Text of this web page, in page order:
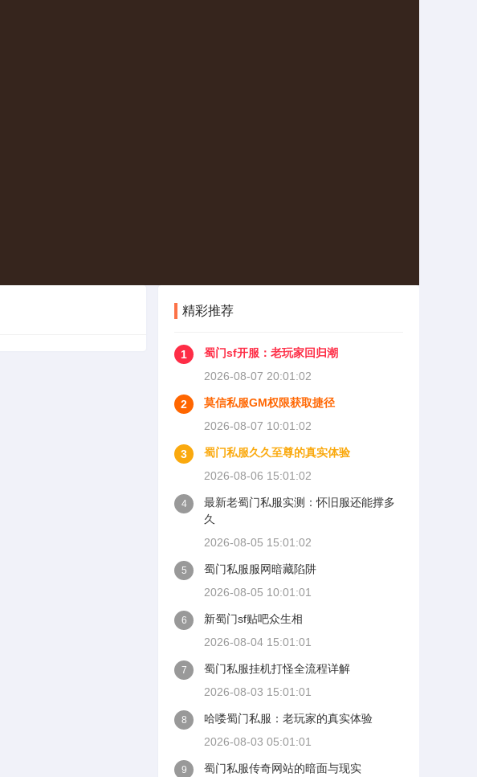
精彩推荐
1
蜀门sf开服：老玩家回归潮
2026-08-07 20:01:02
2
莫信私服GM权限获取捷径
2026-08-07 10:01:02
3
蜀门私服久久至尊的真实体验
2026-08-06 15:01:02
4
最新老蜀门私服实测：怀旧服还能撑多
久
2026-08-05 15:01:02
5
蜀门私服服网暗藏陷阱
2026-08-05 10:01:01
6
新蜀门sf贴吧众生相
2026-08-04 15:01:01
7
蜀门私服挂机打怪全流程详解
2026-08-03 15:01:01
8
哈喽蜀门私服：老玩家的真实体验
2026-08-03 05:01:01
9
蜀门私服传奇网站的暗面与现实